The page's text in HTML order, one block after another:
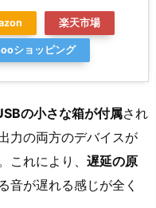
楽天市場
ショッピング
の小さな箱が付属され
力の両方のデバイスが
これにより、 遅延の原
音が遅れる感じが全く